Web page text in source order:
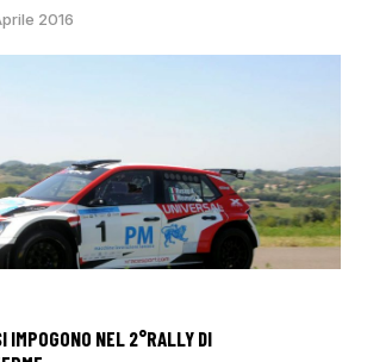
2016
IMPOGONO NEL 2°RALLY DI